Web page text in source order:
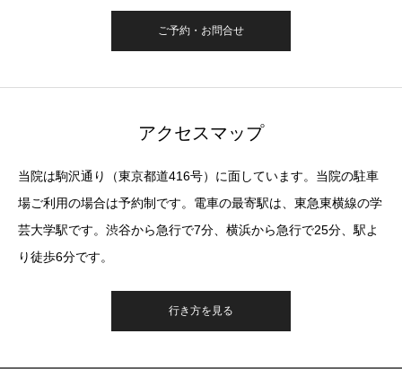
ご予約・お問合せ
アクセスマップ
当院は駒沢通り（東京都道416号）に面しています。当院の駐車
場ご利用の場合は予約制です。電車の最寄駅は、東急東横線の学
芸大学駅です。渋谷から急行で7分、横浜から急行で25分、駅よ
り徒歩6分です。
行き方を見る